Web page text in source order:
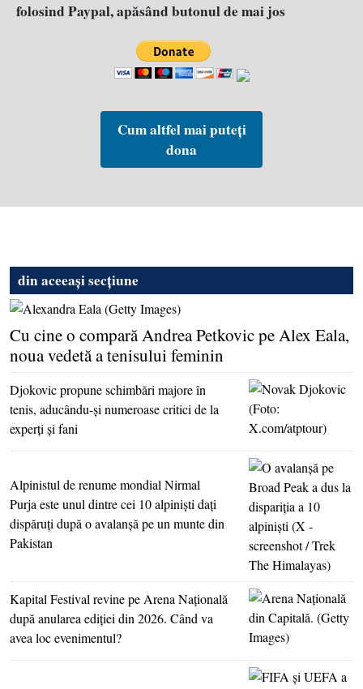
folosind Paypal, apăsând butonul de mai jos
Cum altfel mai puteți
dona
din aceeași secțiune
Cu cine o compară Andrea Petkovic pe Alex Eala,
noua vedetă a tenisului feminin
Djokovic propune schimbări majore în
tenis, aducându-şi numeroase critici de la
experţi şi fani
Alpinistul de renume mondial Nirmal
Purja este unul dintre cei 10 alpinişti daţi
dispăruţi după o avalanşă pe un munte din
Pakistan
Kapital Festival revine pe Arena Naţională
după anularea ediţiei din 2026. Când va
avea loc evenimentul?